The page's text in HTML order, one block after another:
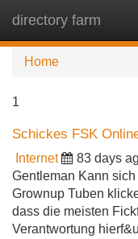
directory farm
Home
1
Schickes FSK
Internet 83 days
Gentleman Kann
Grownup Tuben
dass die meisten
Verantwortung